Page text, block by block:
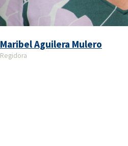
Maribel Aguilera Mulero
Regidora